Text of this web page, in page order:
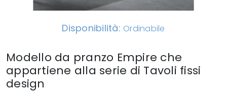
Disponibilità: Ordinabile
Modello da pranzo Empire che
appartiene alla serie di Tavoli fissi
design